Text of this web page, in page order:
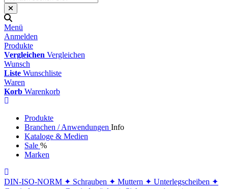
Menü
Anmelden
Produkte
Vergleichen Vergleichen
Wunsch
Liste Wunschliste
Waren
Korb Warenkorb
Produkte
Branchen / Anwendungen Info
Kataloge & Medien
Sale %
Marken
DIN-ISO-NORM ✦ Schrauben ✦ Muttern ✦ Unterlegscheiben ✦